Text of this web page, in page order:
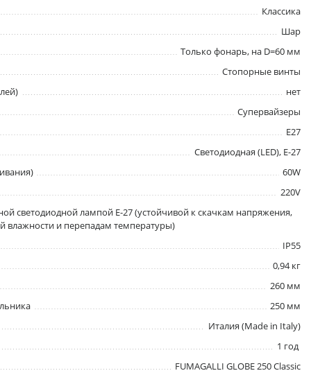
Классика
Шар
Только фонарь, на D=60 мм
Стопорные винты
нет
Супервайзеры
E27
Светодиодная (LED), Е-27
60W
220V
светодиодной лампой E-27 (устойчивой к скачкам напряжения,
влажности и перепадам температуры)
IP55
0,94 кг
260 мм
250 мм
Италия (Made in Italy)
1 год
FUMAGALLI GLOBE 250 Classic